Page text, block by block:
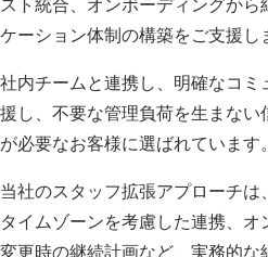
ケーション体制の構築をご支援し
社内チームと連携し、明確なコ
援し、不要な管理負荷を生まない
が必要なお客様に選ばれています。
当社のスタッフ拡張アプローチは
タイムゾーンを考慮した連携、
変更時の継続計画など、実務的